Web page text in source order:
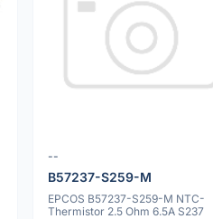
--
B57237-S259-M
EPCOS B57237-S259-M NTC-
Thermistor 2.5 Ohm 6.5A S237